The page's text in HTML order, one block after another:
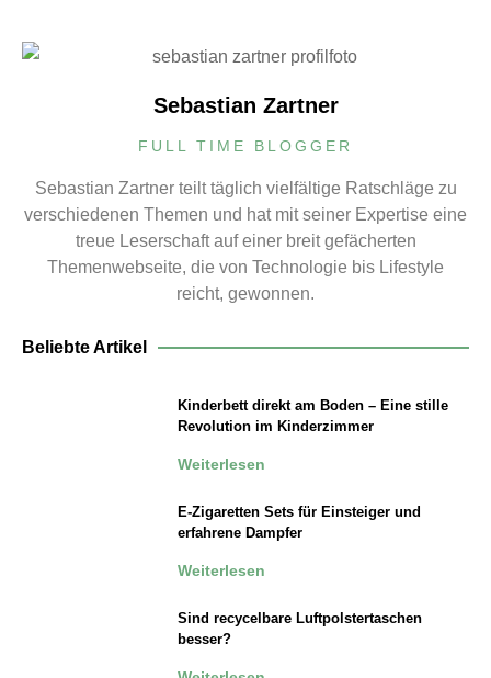
Sebastian Zartner
FULL TIME BLOGGER
Sebastian Zartner teilt täglich vielfältige Ratschläge zu
verschiedenen Themen und hat mit seiner Expertise eine
treue Leserschaft auf einer breit gefächerten
Themenwebseite, die von Technologie bis Lifestyle
reicht, gewonnen.
Beliebte Artikel
Kinderbett direkt am Boden – Eine stille
Revolution im Kinderzimmer
Weiterlesen
E-Zigaretten Sets für Einsteiger und
erfahrene Dampfer
Weiterlesen
Sind recycelbare Luftpolstertaschen
besser?